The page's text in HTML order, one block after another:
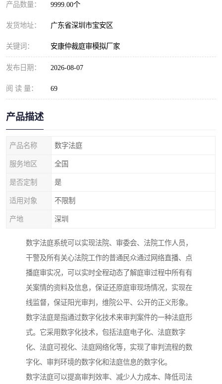
产品数量： 9999.00个
发货地址： 广东省深圳市宝安区
关键词： 安康仲裁庭审模拟厂家
发布日期： 2026-08-07
阅 读 量： 69
产品描述
产品名称 数字法庭
服务地区 全国
是否定制 是
适用对象 不限制
产地 深圳
数字法庭系统可以实现法院、审委会、法院工作人员，
干警及所有关心法院工作的普通民众通过网络直播、点
播庭审实况，可以实时全程动态了解庭审过程中所有有
关案情的资料及信息，保证还原庭审现场情况，实现在
线监督，保证阳光审判，维院公平、公开的正义形象。
数字法庭是指通过数字化技术来审判案件的一种法庭形
式。它采用数字化技术，包括法庭电子化、法庭数字
化、法庭可视化、法庭网络化等，实现了审判流程的数
字化、审判环境的数字化和法庭信息的数字化。
数字法庭可以提高审判效率、减少人力成本、降低司法